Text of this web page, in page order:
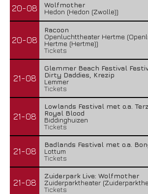
20-08
Wolfmother
Hedon (Hedon (Zwolle))
20-08
Racoon
Openluchttheater Hertme
Hertme (Hertme))
Tickets
21-08
Glemmer Beach Festival
Dirty Daddies, Krezip
Lemmer
Tickets
21-08
Lowlands Festival met o.a.
Royal Blood
Biddinghuizen
Tickets
21-08
Badlands Festival met o.a.
Lottum
Tickets
21-08
Zuiderpark Live: Wolfmother
Zuiderparktheater
Tickets